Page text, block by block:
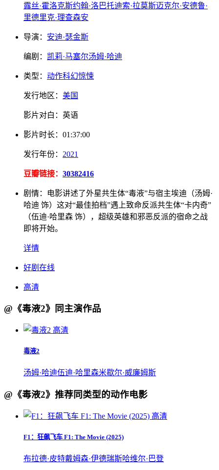
露丝·霍洛克斯约翰·洛巴托迪索·拉莫斯迈克尔·安德鲁·
里德里克·理查森安
导演： 安迪·瑟金斯
编剧： 凯莉·马塞尔汤姆·哈迪
类型： 动作科幻惊悚
发行地区： 美国
影片对白： 英语
影片时长： 01:37:00
发行年份： 2021
豆瓣链接： 30382416
剧情：
电影讲述了外星共生体“毒液”与宿主埃迪（汤姆·
哈迪 饰）这对“最佳拍档”遇上致命反派共生体“卡内奇”
（伍迪·哈里森 饰），超级英雄和邪恶反派的宿命之战
即将开始。
详情
好剧在线
高清
@《毒液2》同主演作品
高清
毒液2
汤姆·哈迪伍迪·哈里森米歇尔·威廉姆斯
@《毒液2》推荐同类型的动作电影
高清
F1：狂飙飞车 F1: The Movie (2025)
布拉德·皮特戴姆森·伊德瑞斯哈维尔·巴登